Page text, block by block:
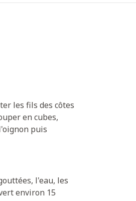
les fils des côtes
en cubes,
puis
l'eau, les
environ 15